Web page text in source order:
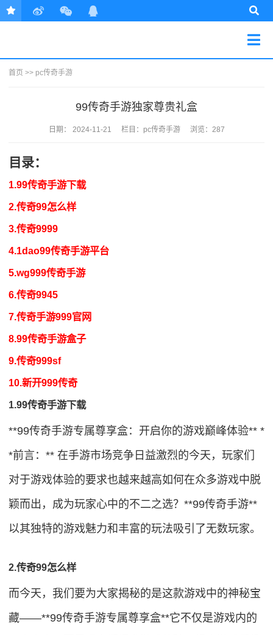
首页 >> pc传奇手游
99传奇手游独家尊贵礼盒
日期： 2024-11-21 栏目： pc传奇手游 浏览：287
目录：
1.99传奇手游下载
2.传奇99怎么样
3.传奇9999
4.1dao99传奇手游平台
5.wg999传奇手游
6.传奇9945
7.传奇手游999官网
8.99传奇手游盒子
9.传奇999sf
10.新开999传奇
1.99传奇手游下载
**99传奇手游专属尊享盒：开启你的游戏巅峰体验** *
*前言：** 在手游市场竞争日益激烈的今天，玩家们
对于游戏体验的要求也越来越高如何在众多游戏中脱
颖而出，成为玩家心中的不二之选？**99传奇手游**
以其独特的游戏魅力和丰富的玩法吸引了无数玩家。
2.传奇99怎么样
而今天，我们要为大家揭秘的是这款游戏中的神秘宝
藏——**99传奇手游专属尊享盒**它不仅是游戏内的